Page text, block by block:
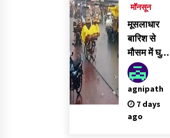
मध्य प्रदेश
2
उज्जैन में
रुपये का
5
मॉनसून
मूसलाधार
बारिश से
मौसम में घुली
ठंडक, उमस
से तड़पते
लोगों के चेहरे
खिले
agnipath
7 days
ago